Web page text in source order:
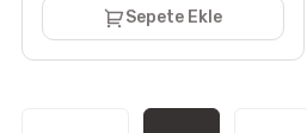
Sepete Ekle